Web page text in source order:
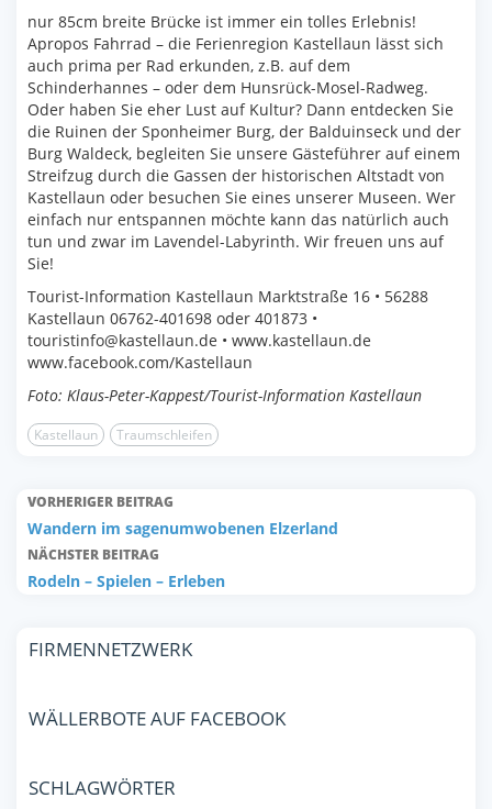
nur 85cm breite Brücke ist immer ein tolles Erlebnis!
Apropos Fahrrad – die Ferienregion Kastellaun lässt sich
auch prima per Rad erkunden, z.B. auf dem
Schinderhannes – oder dem Hunsrück-Mosel-Radweg.
Oder haben Sie eher Lust auf Kultur? Dann entdecken Sie
die Ruinen der Sponheimer Burg, der Balduinseck und der
Burg Waldeck, begleiten Sie unsere Gästeführer auf einem
Streifzug durch die Gassen der historischen Altstadt von
Kastellaun oder besuchen Sie eines unserer Museen. Wer
einfach nur entspannen möchte kann das natürlich auch
tun und zwar im Lavendel-Labyrinth. Wir freuen uns auf
Sie!
Tourist-Information Kastellaun Marktstraße 16 • 56288
Kastellaun 06762-401698 oder 401873 •
touristinfo@kastellaun.de • www.kastellaun.de
www.facebook.com/Kastellaun
Foto: Klaus-Peter-Kappest/Tourist-Information Kastellaun
Kastellaun Traumschleifen
VORHERIGER BEITRAG
Wandern im sagenumwobenen Elzerland
NÄCHSTER BEITRAG
Rodeln – Spielen – Erleben
FIRMENNETZWERK
WÄLLERBOTE AUF FACEBOOK
SCHLAGWÖRTER